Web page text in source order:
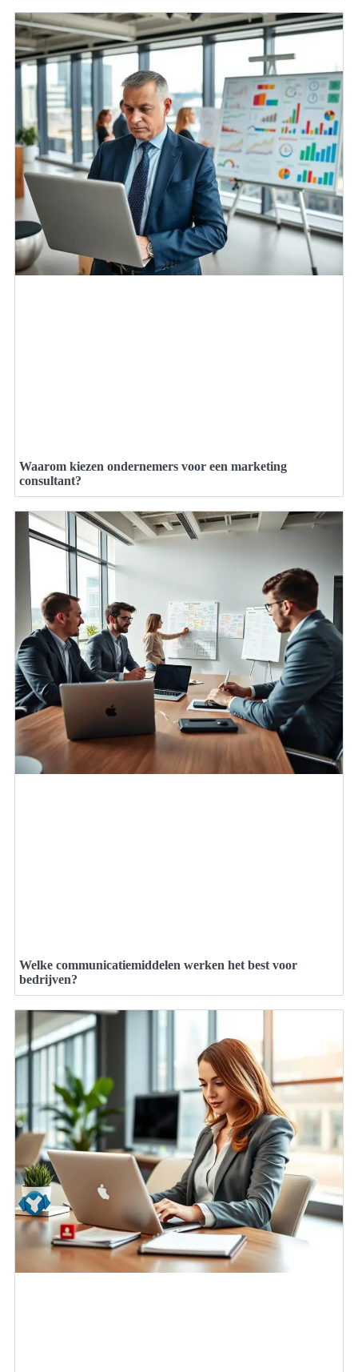
Waarom kiezen ondernemers voor een marketing
consultant?
Welke communicatiemiddelen werken het best voor
bedrijven?